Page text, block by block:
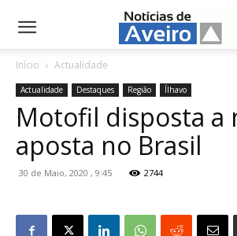
NotíciasdeAveiro.pt
Início Actualidade
Actualidade Destaques Região Ílhavo
Motofil disposta a
aposta no Brasil
30 de Maio, 2020 , 9:45 2744